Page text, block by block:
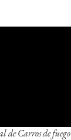
deCarros de fuego